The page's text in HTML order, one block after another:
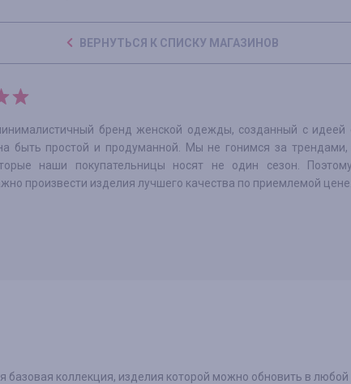
ВЕРНУТЬСЯ К СПИСКУ МАГАЗИНОВ
бренд женской одежды, созданный с идеей
быть простой и продуманной. Мы не гонимся за трендами,
наши покупательницы носят не один сезон.
произвести изделия лучшего качества по приемлемой цене.
базовая коллекция, изделия которой можно обновить в любой